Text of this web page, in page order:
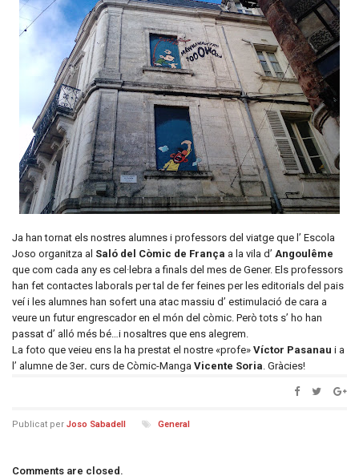
Ja han tornat els nostres alumnes i professors del viatge que l’ Escola
Joso organitza al Saló del Còmic de França a la vila d’ Angoulême
que com cada any es cel·lebra a finals del mes de Gener. Els professors
han fet contactes laborals per tal de fer feines per les editorials del pais
veí i les alumnes han sofert una atac massiu d’ estimulació de cara a
veure un futur engrescador en el món del còmic. Però tots s’ ho han
passat d’ alló més bé…i nosaltres que ens alegrem.
La foto que veieu ens la ha prestat el nostre «profe» Víctor Pasanau i a
l’ alumne de 3er. curs de Còmic-Manga Vicente Soria. Gràcies!
Publicat per Joso Sabadell General
Comments are closed.